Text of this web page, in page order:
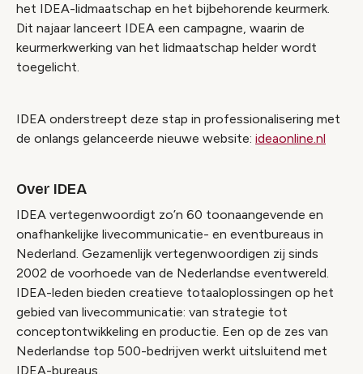
het IDEA-lidmaatschap en het bijbehorende keurmerk.
Dit najaar lanceert IDEA een campagne, waarin de
keurmerkwerking van het lidmaatschap helder wordt
toegelicht.
IDEA onderstreept deze stap in professionalisering met
de onlangs gelanceerde nieuwe website: ideaonline.nl
Over IDEA
IDEA vertegenwoordigt zo’n 60 toonaangevende en
onafhankelijke livecommunicatie- en eventbureaus in
Nederland. Gezamenlijk vertegenwoordigen zij sinds
2002 de voorhoede van de Nederlandse eventwereld.
IDEA-leden bieden creatieve totaaloplossingen op het
gebied van livecommunicatie: van strategie tot
conceptontwikkeling en productie. Een op de zes van
Nederlandse top 500-bedrijven werkt uitsluitend met
IDEA-bureaus.